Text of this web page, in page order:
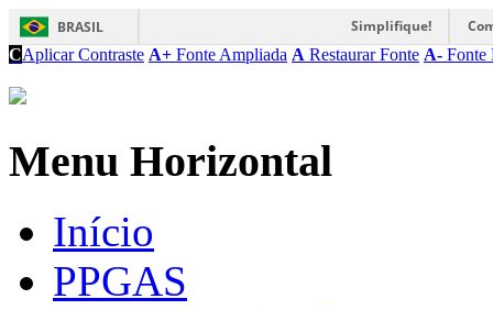
BRASIL Simplifique!
CAplicar Contraste A+ Fonte Ampliada A Restaurar Fonte A- Fonte
Menu Horizontal
Início
PPGAS